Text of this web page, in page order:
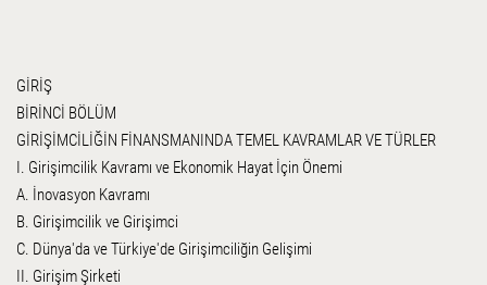
GİRİŞ
BİRİNCİ BÖLÜM
GİRİŞİMCİLİĞİN FİNANSMANINDA TEMEL KAVRAMLAR VE TÜRLER
I. Girişimcilik Kavramı ve Ekonomik Hayat İçin Önemi
A. İnovasyon Kavramı
B. Girişimcilik ve Girişimci
C. Dünya'da ve Türkiye'de Girişimciliğin Gelişimi
II. Girişim Şirketi